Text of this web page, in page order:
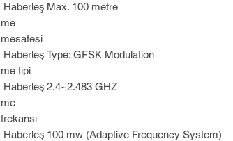
Haberleş
me
mesafesi
Max. 100 metre
Haberleş
me tipi
Type: GFSK Modulation
Haberleş
me
frekansı
2.4~2.483 GHZ
Haberleş 100 mw (Adaptive Frequency System)